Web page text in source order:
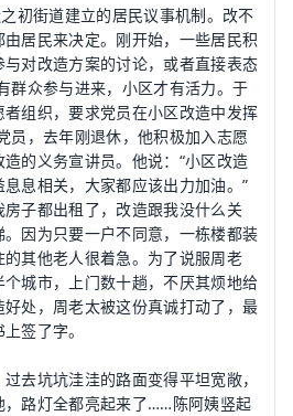
初街道建立的居民议事机制。改不
居民来决定。刚开始，一些居民积
对改造方案的讨论，或者直接表态
群众参与进来，小区才有活力。于
组织，要求党员在小区改造中发挥
员，去年刚退休，他积极加入志愿
的义务宣讲员。他说：“小区改造
息相关，大家都应该出力加油。”
子都出租了，改造跟我没什么关
因为只要一户不同意，一栋楼都装
其他老人很着急。为了说服周老
城市，上门数十趟，不厌其烦地给
处，周老太被这份真诚打动了，最
签了字。
坑坑洼洼的路面变得平坦宽敞，
，路灯全都亮起来了……陈阿姨竖起